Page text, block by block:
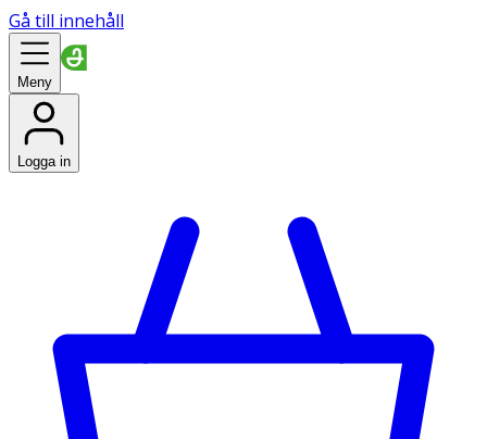
Gå till innehåll
Meny
Logga in